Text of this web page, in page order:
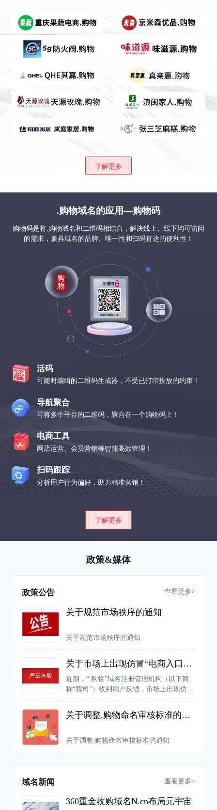
了解更多
.购物域名的应用—购物码
购物码是将.购物域名和二维码相结合，解决线上、线下均可访问
的需求，兼具域名的品牌、唯一性和扫码直达的便利性！
活码
可随时编缉的二维码生成器，不受已打印投放的约束！
导航聚合
可将多个平台的二维码，聚合在一个购物码上！
电商工具
网店运营、会员营销等智能高效管理！
扫码跟踪
分析用户行为偏好，助力精准营销！
了解更多
政策&媒体
政策公告 查看更多>
关于规范市场秩序的通知
关于规范市场秩序的通知
关于市场上出现仿冒“电商入口专用权证”的严正声明
近期，“.购物”域名注册管理机构（以下简
称“我司”）收到用户反馈，市场上出现仿冒
扰乱市场的正常经营秩序，侵犯了我司的合
法权益。
关于调整.购物命名审核标准的通知
关于调整.购物命名审核标准的通知
域名新闻 查看更多>
360重金收购域名N.cn布局元宇宙